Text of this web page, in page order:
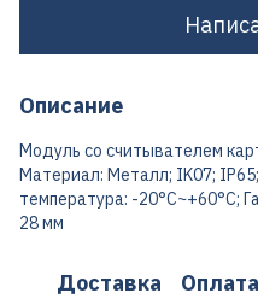
Описание
Модуль со считывателем
Материал: Металл; IK07;
температура: -20°C~+60°C;
28 мм
Доставка Оплата